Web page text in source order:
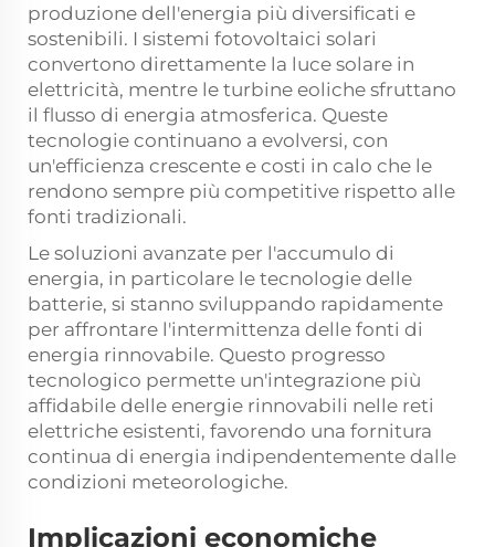
produzione dell'energia più diversificati e
sostenibili. I sistemi fotovoltaici solari
convertono direttamente la luce solare in
elettricità, mentre le turbine eoliche sfruttano
il flusso di energia atmosferica. Queste
tecnologie continuano a evolversi, con
un'efficienza crescente e costi in calo che le
rendono sempre più competitive rispetto alle
fonti tradizionali.
Le soluzioni avanzate per l'accumulo di
energia, in particolare le tecnologie delle
batterie, si stanno sviluppando rapidamente
per affrontare l'intermittenza delle fonti di
energia rinnovabile. Questo progresso
tecnologico permette un'integrazione più
affidabile delle energie rinnovabili nelle reti
elettriche esistenti, favorendo una fornitura
continua di energia indipendentemente dalle
condizioni meteorologiche.
Implicazioni economiche